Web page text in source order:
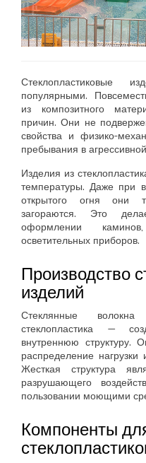
Стеклопластиковые
популярными.
из композитного
причин. Они не
свойства и физико-
пребывания в
Изделия из
температуры. Даже при
открытого огня они
загораются. Это
оформлении
осветительных приборов.
Производство
изделий
Стеклянные
стеклопластика —
внутреннюю структуру.
распределение
Жесткая структура
разрушающего
пользовании моющими
Компоненты